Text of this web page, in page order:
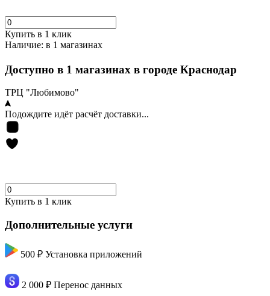
Купить в 1 клик
Наличие: в 1 магазинах
Доступно в 1 магазинах в городе Краснодар
ТРЦ "Любимово"
Подождите идёт расчёт доставки...
Купить в 1 клик
Дополнительные услуги
500 ₽ Установка приложений
2 000 ₽ Перенос данных